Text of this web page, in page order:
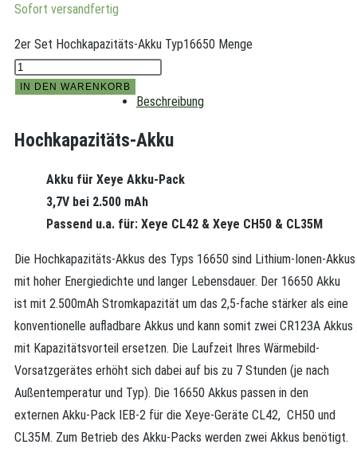
Sofort versandfertig
2er Set Hochkapazitäts-Akku Typ16650 Menge
IN DEN WARENKORB
Beschreibung
Hochkapazitäts-Akku
Akku für Xeye Akku-Pack
3,7V bei 2.500 mAh
Passend u.a. für: Xeye CL42 & Xeye CH50 & CL35M
Die Hochkapazitäts-Akkus des Typs 16650 sind Lithium-Ionen-Akkus
mit hoher Energiedichte und langer Lebensdauer. Der 16650 Akku
ist mit 2.500mAh Stromkapazität um das 2,5-fache stärker als eine
konventionelle aufladbare Akkus und kann somit zwei CR123A Akkus
mit Kapazitätsvorteil ersetzen. Die Laufzeit Ihres Wärmebild-
Vorsatzgerätes erhöht sich dabei auf bis zu 7 Stunden (je nach
Außentemperatur und Typ). Die 16650 Akkus passen in den
externen Akku-Pack IEB-2 für die Xeye-Geräte CL42, CH50 und
CL35M. Zum Betrieb des Akku-Packs werden zwei Akkus benötigt.